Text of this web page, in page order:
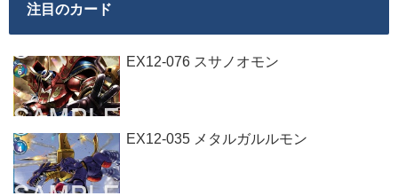
注目のカード
EX12-076 スサノオモン
EX12-035 メタルガルルモン